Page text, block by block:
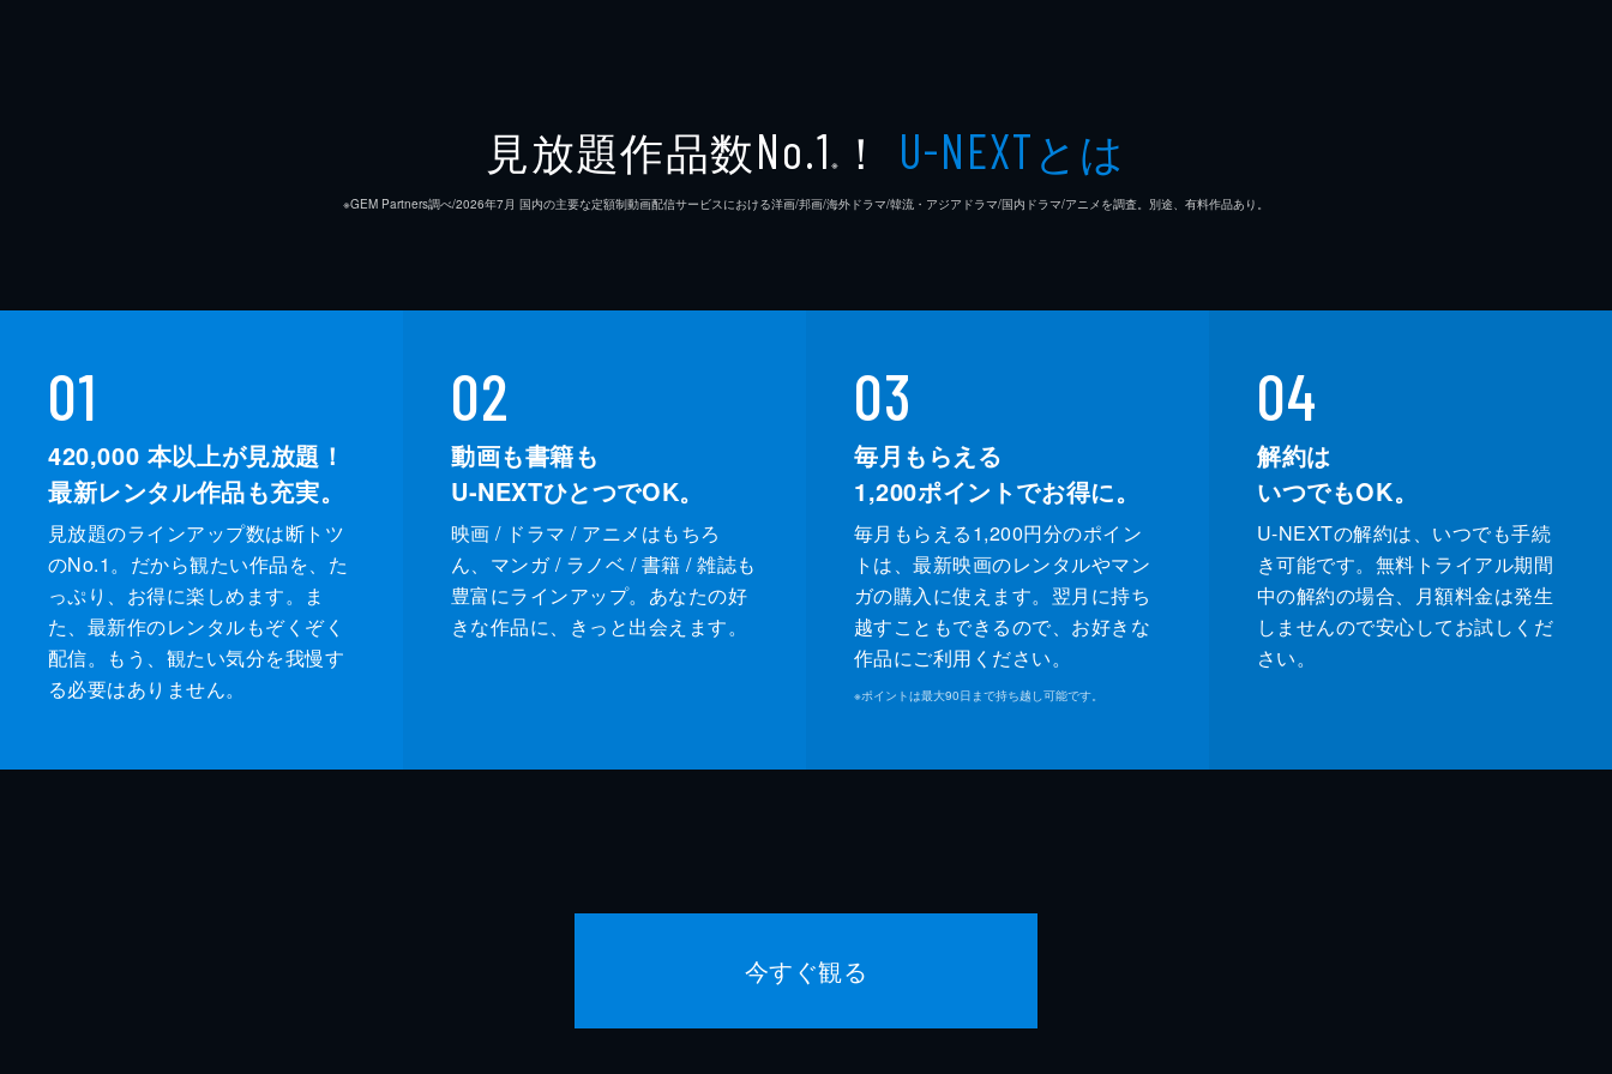
見放題作品数No.1 ※ ！ U-NEXTとは
※GEM Partners調べ/2026年7⽉ 国内の主要な定額制動画配信サービスにおける洋画/邦画/海外ドラマ/韓流・アジアドラマ/国内ドラマ/アニメを調査。別途、有料作品あり。
01
420,000 本以上が見放題！
最新レンタル作品も充実。
見放題のラインアップ数は断トツ
のNo.1。だから観たい作品を、た
っぷり、お得に楽しめます。ま
た、最新作のレンタルもぞくぞく
配信。もう、観たい気分を我慢す
る必要はありません。
02
動画も書籍も
U-NEXTひとつでOK。
映画 / ドラマ / アニメはもちろ
ん、マンガ / ラノベ / 書籍 / 雑誌も
豊富にラインアップ。あなたの好
きな作品に、きっと出会えます。
03
毎月もらえる
1,200ポイントでお得に。
毎月もらえる1,200円分のポイン
トは、最新映画のレンタルやマン
ガの購入に使えます。翌月に持ち
越すこともできるので、お好きな
作品にご利用ください。
※ポイントは最大90日まで持ち越し可能です。
04
解約は
いつでもOK。
U-NEXTの解約は、いつでも手続
き可能です。無料トライアル期間
中の解約の場合、月額料金は発生
しませんので安心してお試しくだ
さい。
今すぐ観る